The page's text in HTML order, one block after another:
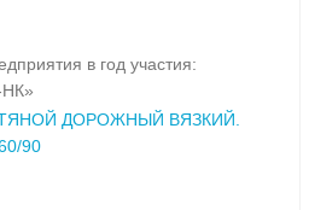
в год участия:
ДОРОЖНЫЙ ВЯЗКИЙ.
90